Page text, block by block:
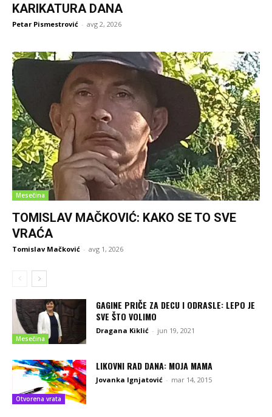
KARIKATURA DANA
Petar Pismestrović - avg 2, 2026
Mesečina
TOMISLAV MAČKOVIĆ: KAKO SE TO SVE
VRAĆA
Tomislav Mačković - avg 1, 2026
Mesečina
GAGINE PRIČE ZA DECU I ODRASLE: LEPO JE
SVE ŠTO VOLIMO
Dragana Kiklić - jun 19, 2021
Otvorena vrata
LIKOVNI RAD DANA: MOJA MAMA
Jovanka Ignjatović - mar 14, 2015